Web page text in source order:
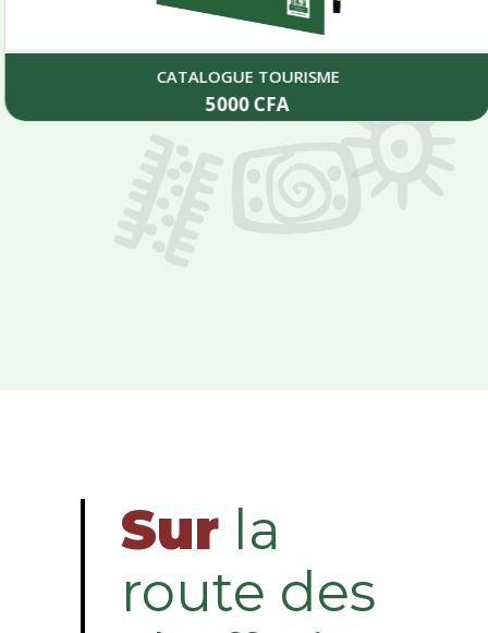
CATALOGUE TOURISME
5000CFA
Sur la
route des